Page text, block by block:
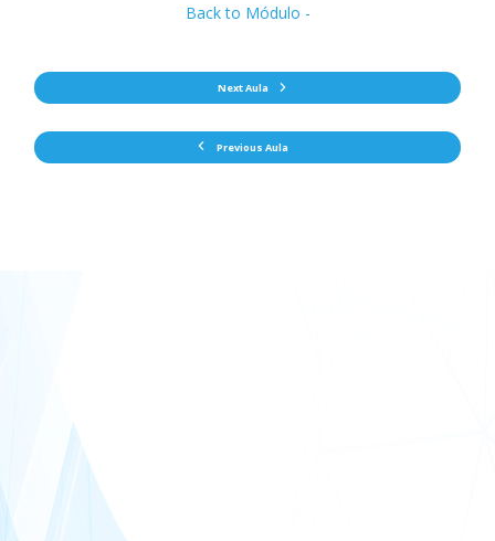
Previous Aula
Back to Módulo -
Next Aula